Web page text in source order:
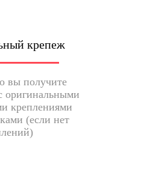
крепеж
вы получите
оригинальными
креплениями
(если нет